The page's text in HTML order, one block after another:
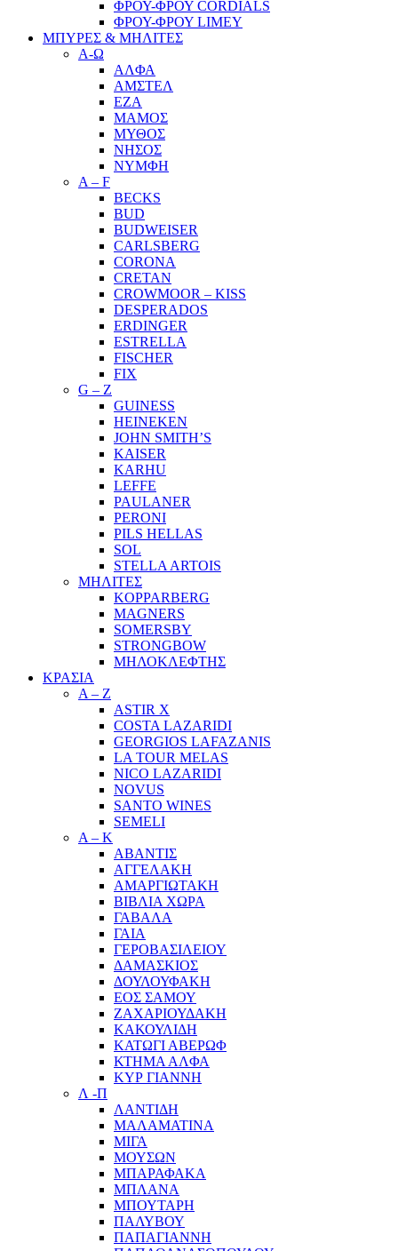
ΦΡΟΥ-ΦΡΟΥ CORDIALS
ΦΡΟΥ-ΦΡΟΥ LIMEY
ΜΠΥΡΕΣ & ΜΗΛΙΤΕΣ
Α-Ω
ΑΛΦΑ
ΑΜΣΤΕΛ
ΕΖΑ
ΜΑΜΟΣ
ΜΥΘΟΣ
ΝΗΣΟΣ
ΝΥΜΦΗ
A – F
BECKS
BUD
BUDWEISER
CARLSBERG
CORONA
CRETAN
CROWMOOR – KISS
DESPERADOS
ERDINGER
ESTRELLA
FISCHER
FIX
G – Z
GUINESS
HEINEKEN
JOHN SMITH’S
KAISER
KARHU
LEFFE
PAULANER
PERONI
PILS HELLAS
SOL
STELLA ARTOIS
ΜΗΛΙΤΕΣ
KOPPARBERG
MAGNERS
SOMERSBY
STRONGBOW
ΜΗΛΟΚΛΕΦΤΗΣ
ΚΡΑΣΙΑ
A – Z
ASTIR X
COSTA LAZARIDI
GEORGIOS LAFAZANIS
LA TOUR MELAS
NICO LAZARIDI
NOVUS
SANTO WINES
SEMELI
Α – Κ
ΑΒΑΝΤΙΣ
ΑΓΓΕΛΑΚΗ
ΑΜΑΡΓΙΩΤΑΚΗ
ΒΙΒΛΙΑ ΧΩΡΑ
ΓΑΒΑΛΑ
ΓΑΙΑ
ΓΕΡΟΒΑΣΙΛΕΙΟΥ
ΔΑΜΑΣΚΙΟΣ
ΔΟΥΛΟΥΦΑΚΗ
ΕΟΣ ΣΑΜΟΥ
ΖΑΧΑΡΙΟΥΔΑΚΗ
ΚΑΚΟΥΛΙΔΗ
ΚΑΤΩΓΙ ΑΒΕΡΩΦ
ΚΤΗΜΑ ΑΛΦΑ
ΚΥΡ ΓΙΑΝΝΗ
Λ -Π
ΛΑΝΤΙΔΗ
ΜΑΛΑΜΑΤΙΝΑ
ΜΙΓΑ
ΜΟΥΣΩΝ
ΜΠΑΡΑΦΑΚΑ
ΜΠΛΑΝΑ
ΜΠΟΥΤΑΡΗ
ΠΑΛΥΒΟΥ
ΠΑΠΑΓΙΑΝΝΗ